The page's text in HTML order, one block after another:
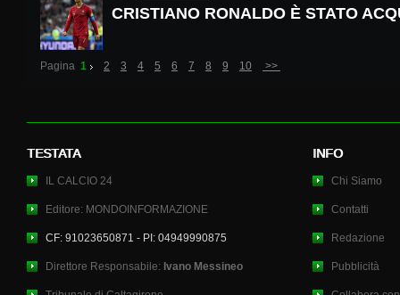
CRISTIANO RONALDO È STATO
Pagina 1 2 3 4 5 6 7 8 9 10 >>
TESTATA
IL CALCIO 24
Editore: MONDOINFORMAZIONE
CF: 91023650871 - PI: 04949990875
Direttore Responsabile: Ivano Messineo
INFO
Chi Siamo
Contatti
Redazione
Pubblicità